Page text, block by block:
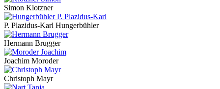
Simon Klotzner
P. Plazidus-Karl Hungerbühler
Hermann Brugger
Joachim Moroder
Christoph Mayr